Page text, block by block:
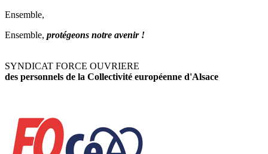
Ensemble,
Ensemble, protégeons notre avenir !
SYNDICAT FORCE OUVRIERE
des personnels de la Collectivité européenne d'Alsace